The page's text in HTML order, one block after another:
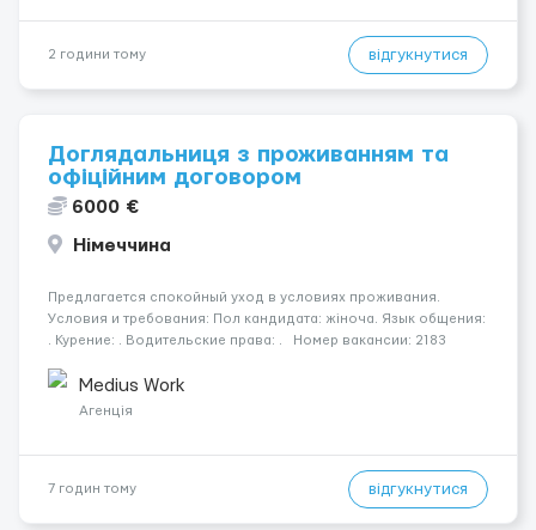
2 години тому відгукнутися
Доглядальниця з проживанням та
офіційним договором
6000 €
Німеччина
Предлагается спокойный уход в условиях проживания.
Условия и требования: Пол кандидата: жіноча. Язык общения:
. Курение: . Водительские права: . Номер вакансии: 2183
Укр...Medius Work
Агенція
7 годин тому відгукнутися